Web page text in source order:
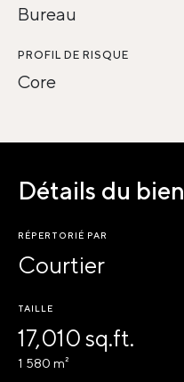
Bureau
PROFIL DE RISQUE
Core
Détails du bien
RÉPERTORIÉ PAR
Courtier
TAILLE
17,010 sq.ft.
1 580 m²